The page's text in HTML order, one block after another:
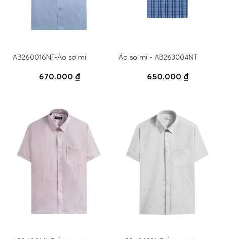
AB260016NT-Áo sơ mi
670.000 ₫
Áo sơ mi - AB263004NT
650.000 ₫